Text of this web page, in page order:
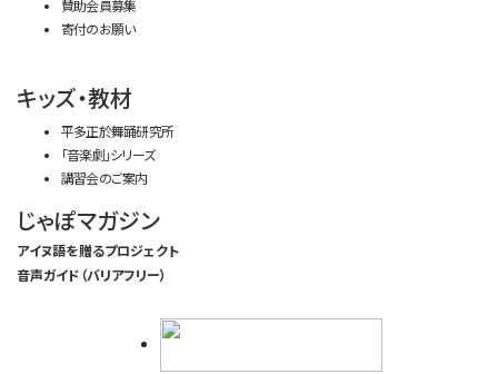
賛助会員募集
寄付のお願い
キッズ・教材
平多正於舞踊研究所
「音楽劇」シリーズ
講習会のご案内
じゃぽマガジン
アイヌ語を贈るプロジェクト
音声ガイド（バリアフリー）